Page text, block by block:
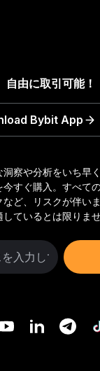
察や分析をいち早
すぐ購入。 すべて
など、リスクが伴い
ているとは限りませ
自由に取引可能！
Bybit App